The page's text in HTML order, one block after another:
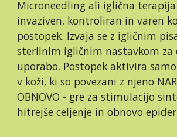
Microneedling ali iglična
invaziven, kontroliran in varen
postopek. Izvaja se z igličnim
sterilnim igličnim nastavkom za
uporabo. Postopek aktivira
v koži, ki so povezani z njeno
OBNOVO - gre za stimulacijo
hitrejše celjenje in obnovo